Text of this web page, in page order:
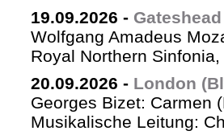
19.09.2026 -
Wolfgang Amadeus
Royal Northern
20.09.2026 - London
Georges Bizet: Carmen
Musikalische Leitung: